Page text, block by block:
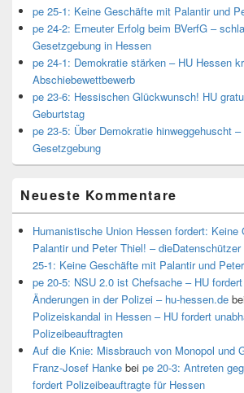
Bereichpe 25-1: Keine Geschäfte mit Palantir und
pe 24-2: Erneuter Erfolg beim BVerfG –
Gesetzgebung in Hessen
pe 24-1: Demokratie stärken – HU Hessen
Abschiebewettbewerb
pe 23-6: Hessischen Glückwunsch! HU
Geburtstag
pe 23-5: Über Demokratie hinweggehuscht
Gesetzgebung
Neueste Kommentare
Humanistische Union Hessen fordert: Keine
Palantir und Peter Thiel! –
25-1: Keine Geschäfte mit Palantir und
pe 20-5: NSU 2.0 ist Chefsache – HU
Änderungen in der Polizei – hu-hessen.de
Polizeiskandal in Hessen – HU fordert
Polizeibeauftragten
Auf die Knie: Missbrauch von Monopol und
Franz-Josef Hanke bei pe 20-3: Antreten
fordert Polizeibeauftragte für Hessen